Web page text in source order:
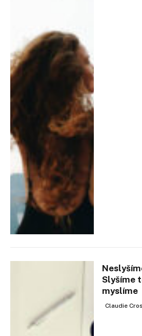
Slyšíme
myslíme
Claudie